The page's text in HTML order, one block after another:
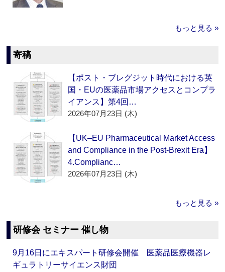
もっと見る »
寄稿
【ポスト・ブレグジット時代における英
国・EUの医薬品市場アクセスとコンプラ
イアンス】第4回…
2026年07月23日 (木)
【UK–EU Pharmaceutical Market Access
and Compliance in the Post-Brexit Era】
4.Complianc…
2026年07月23日 (木)
もっと見る »
研修会 セミナー 催し物
9月16日にエキスパート研修会開催 医薬品医療機器レ
ギュラトリーサイエンス財団